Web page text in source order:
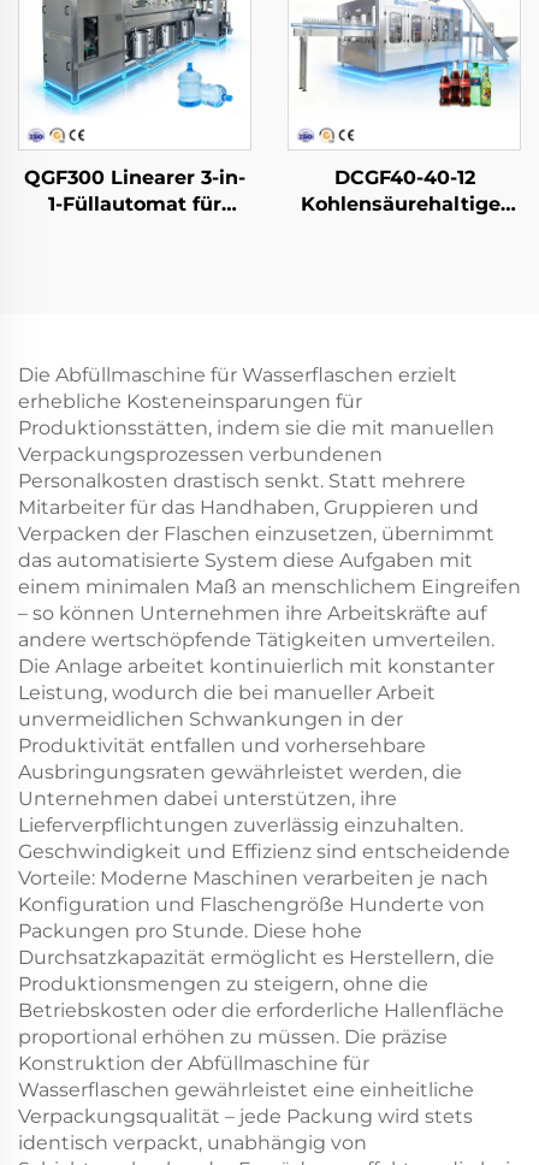
QGF300 Linearer 3-in-
1-Füllautomat für
DCGF40-40-12
Kohlensäurehaltige-
Die Abfüllmaschine für Wasserflaschen erzielt
erhebliche Kosteneinsparungen für
Produktionsstätten, indem sie die mit manuellen
Verpackungsprozessen verbundenen
Personalkosten drastisch senkt. Statt mehrere
Mitarbeiter für das Handhaben, Gruppieren und
Verpacken der Flaschen einzusetzen, übernimmt
das automatisierte System diese Aufgaben mit
einem minimalen Maß an menschlichem Eingreifen
– so können Unternehmen ihre Arbeitskräfte auf
andere wertschöpfende Tätigkeiten umverteilen.
Die Anlage arbeitet kontinuierlich mit konstanter
Leistung, wodurch die bei manueller Arbeit
unvermeidlichen Schwankungen in der
Produktivität entfallen und vorhersehbare
Ausbringungsraten gewährleistet werden, die
Unternehmen dabei unterstützen, ihre
Lieferverpflichtungen zuverlässig einzuhalten.
Geschwindigkeit und Effizienz sind entscheidende
Vorteile: Moderne Maschinen verarbeiten je nach
Konfiguration und Flaschengröße Hunderte von
Packungen pro Stunde. Diese hohe
Durchsatzkapazität ermöglicht es Herstellern, die
Produktionsmengen zu steigern, ohne die
Betriebskosten oder die erforderliche Hallenfläche
proportional erhöhen zu müssen. Die präzise
Konstruktion der Abfüllmaschine für
Wasserflaschen gewährleistet eine einheitliche
Verpackungsqualität – jede Packung wird stets
identisch verpackt, unabhängig von